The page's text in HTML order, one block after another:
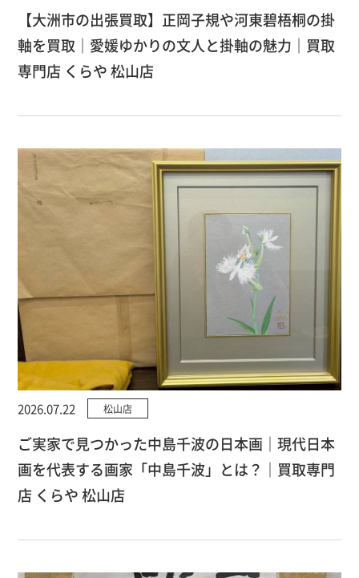
【大洲市の出張買取】正岡子規や河東碧梧桐の掛
軸を買取｜愛媛ゆかりの文人と掛軸の魅力｜買取
専門店 くらや 松山店
2026.07.22 松山店
ご実家で見つかった中島千波の日本画｜現代日本
画を代表する画家「中島千波」とは？｜買取専門
店 くらや 松山店